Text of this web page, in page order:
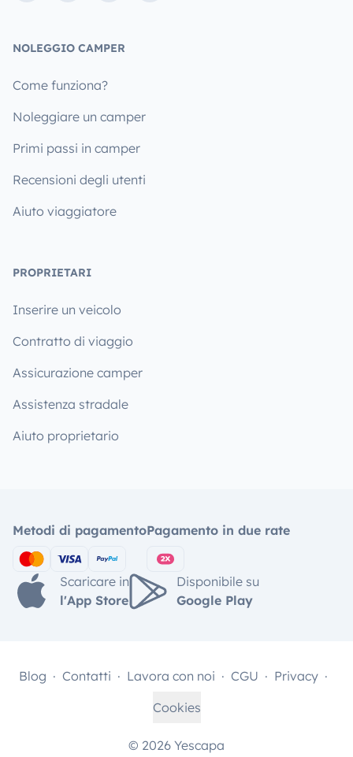
NOLEGGIO CAMPER
Come funziona?
Noleggiare un camper
Primi passi in camper
Recensioni degli utenti
Aiuto viaggiatore
PROPRIETARI
Inserire un veicolo
Contratto di viaggio
Assicurazione camper
Assistenza stradale
Aiuto proprietario
Metodi di pagamentoPagamento in due rate
Scaricare in
l'App Store
Disponibile su
Google Play
© 2026 Yescapa
Blog Contatti Lavora con noi CGU
Privacy
Cookies